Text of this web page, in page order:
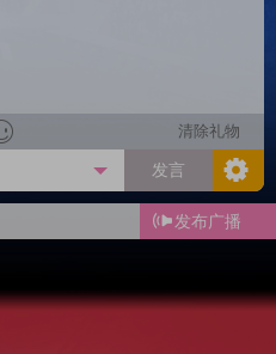
清除礼物
发言
发布广播